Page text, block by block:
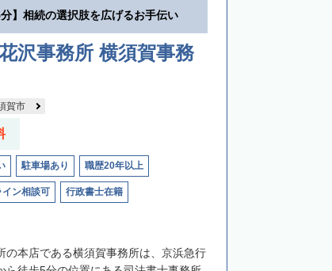
分】相続の選択肢を広げるお手伝い
沢事務所 横須賀事務
賀市
駐車場あり 職歴20年以上
イン相談可 行政書士在籍
の本店である横須賀事務所は、京浜急行